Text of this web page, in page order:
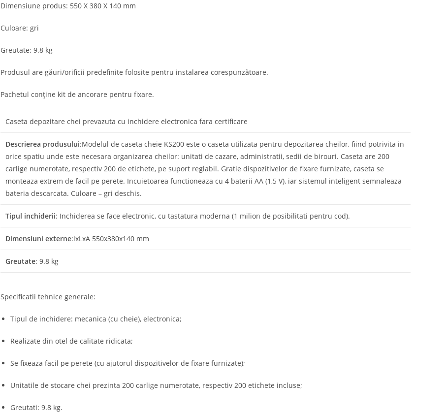
Dimensiune produs: 550 X 380 X 140 mm
Culoare: gri
Greutate: 9.8 kg
Produsul are găuri/orificii predefinite folosite pentru instalarea corespunzătoare.
Pachetul conține kit de ancorare pentru fixare.
Caseta depozitare chei prevazuta cu inchidere electronica fara certificare
Descrierea produsului:Modelul de caseta cheie KS200 este o caseta utilizata pentru depozitarea cheilor, fiind potrivita in
orice spatiu unde este necesara organizarea cheilor: unitati de cazare, administratii, sedii de birouri. Caseta are 200
carlige numerotate, respectiv 200 de etichete, pe suport reglabil. Gratie dispozitivelor de fixare furnizate, caseta se
monteaza extrem de facil pe perete. Incuietoarea functioneaza cu 4 baterii AA (1,5 V), iar sistemul inteligent semnaleaza
bateria descarcata. Culoare – gri deschis.
Tipul inchiderii: Inchiderea se face electronic, cu tastatura moderna (1 milion de posibilitati pentru cod).
Dimensiuni externe:lxLxA 550x380x140 mm
Greutate: 9.8 kg
Specificatii tehnice generale:
Tipul de inchidere: mecanica (cu cheie), electronica;
Realizate din otel de calitate ridicata;
Se fixeaza facil pe perete (cu ajutorul dispozitivelor de fixare furnizate);
Unitatile de stocare chei prezinta 200 carlige numerotate, respectiv 200 etichete incluse;
Greutati: 9.8 kg.